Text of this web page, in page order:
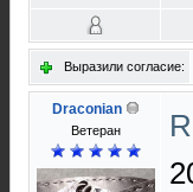
Выразили согласие:
Draconian
Ветеран